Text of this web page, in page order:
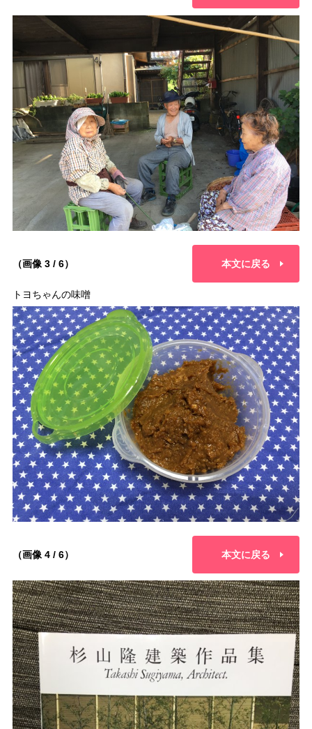
（画像 3 / 6） 本文に戻る
トヨちゃんの味噌
（画像 4 / 6） 本文に戻る